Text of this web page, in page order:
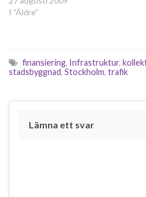
kriminaliserat. Det var en bra
utvisningarna. Det strider
mot mänskliga rättigheter
I ”Äldre”
finansiering, Infrastruktur,
stadsbyggnad, Stockholm, trafik
Lämna ett svar